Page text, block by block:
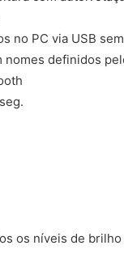
no PC via USB
nomes definidos
os níveis de brilho